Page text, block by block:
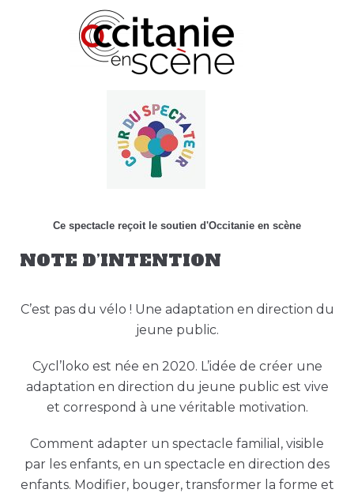
Ce spectacle reçoit le soutien d'Occitanie en scène
NOTE D’INTENTION
C’est pas du vélo ! Une adaptation en direction du
jeune public.
Cycl’loko est née en 2020. L’idée de créer une
adaptation en direction du jeune public est vive
et correspond à une véritable motivation.
Comment adapter un spectacle familial, visible
par les enfants, en un spectacle en direction des
enfants. Modifier, bouger, transformer la forme et